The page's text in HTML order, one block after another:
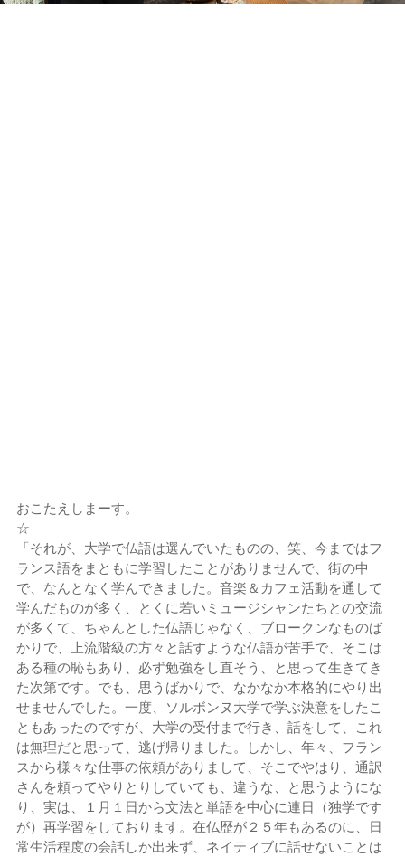
おこたえしまーす。
☆
「それが、大学で仏語は選んでいたものの、笑、今まではフ
ランス語をまともに学習したことがありませんで、街の中
で、なんとなく学んできました。音楽＆カフェ活動を通して
学んだものが多く、とくに若いミュージシャンたちとの交流
が多くて、ちゃんとした仏語じゃなく、ブロークンなものば
かりで、上流階級の方々と話すような仏語が苦手で、そこは
ある種の恥もあり、必ず勉強をし直そう、と思って生きてき
た次第です。でも、思うばかりで、なかなか本格的にやり出
せませんでした。一度、ソルボンヌ大学で学ぶ決意をしたこ
ともあったのですが、大学の受付まで行き、話をして、これ
は無理だと思って、逃げ帰りました。しかし、年々、フラン
スから様々な仕事の依頼がありまして、そこでやはり、通訳
さんを頼ってやりとりしていても、違うな、と思うようにな
り、実は、１月１日から文法と単語を中心に連日（独学です
が）再学習をしております。在仏歴が２５年もあるのに、日
常生活程度の会話しか出来ず、ネイティブに話せないことは